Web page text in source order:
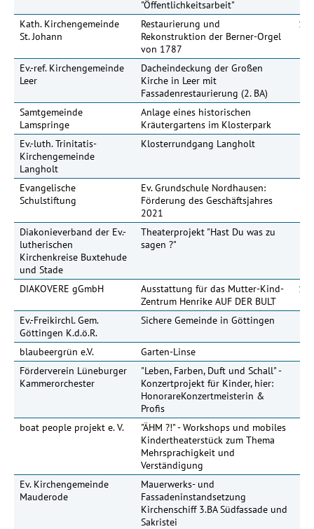
"Öffentlichkeitsarbeit"
Kath. Kirchengemeinde
St. Johann
Restaurierung und
Rekonstruktion der Berner-Orgel
von 1787
Ev.-ref. Kirchengemeinde
Leer
Dacheindeckung der Großen
Kirche in Leer mit
Fassadenrestaurierung (2. BA)
Samtgemeinde
Lamspringe
Anlage eines historischen
Kräutergartens im Klosterpark
Ev.-luth. Trinitatis-
Kirchengemeinde
Langholt
Klosterrundgang Langholt
Evangelische
Schulstiftung
Ev. Grundschule Nordhausen:
Förderung des Geschäftsjahres
2021
Diakonieverband der Ev.-
lutherischen
Kirchenkreise Buxtehude
und Stade
Theaterprojekt "Hast Du was zu
sagen ?"
DIAKOVERE gGmbH
Ausstattung für das Mutter-Kind-
Zentrum Henrike AUF DER BULT
Ev.-Freikirchl. Gem.
Göttingen K.d.ö.R.
Sichere Gemeinde in Göttingen
blaubeergrün e.V. Garten-Linse
Förderverein Lüneburger
Kammerorchester
"Leben, Farben, Duft und Schall" -
Konzertprojekt für Kinder, hier:
HonorareKonzertmeisterin &
Profis
boat people projekt e. V.
"ÄHM ?!" - Workshops und mobiles
Kindertheaterstück zum Thema
Mehrsprachigkeit und
Verständigung
Ev. Kirchengemeinde
Mauderode
Mauerwerks- und
Fassadeninstandsetzung
Kirchenschiff 3.BA Südfassade und
Sakristei